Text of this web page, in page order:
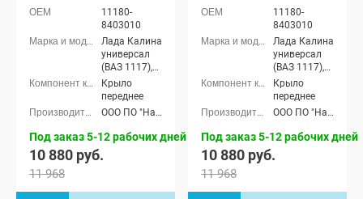
11180-
8403010
Лада Калина
универсал
(ВАЗ 1117),
Лада Калина
седан (ВАЗ
1118), Лада
Калина
хэтчбек (ВАЗ
1119)
Крыло
переднее
ООО ПО "Начало"
Под заказ 5-12 рабочих дней
10 880 руб.
11 968
11180-
8403010
Лада Калина
универсал
(ВАЗ 1117),
Лада Калина
седан (ВАЗ
1118), Лада
Калина
хэтчбек (ВАЗ
1119)
Крыло
переднее
ООО ПО "Начало"
Под заказ 5-12 рабочих дней
10 880 руб.
11 968